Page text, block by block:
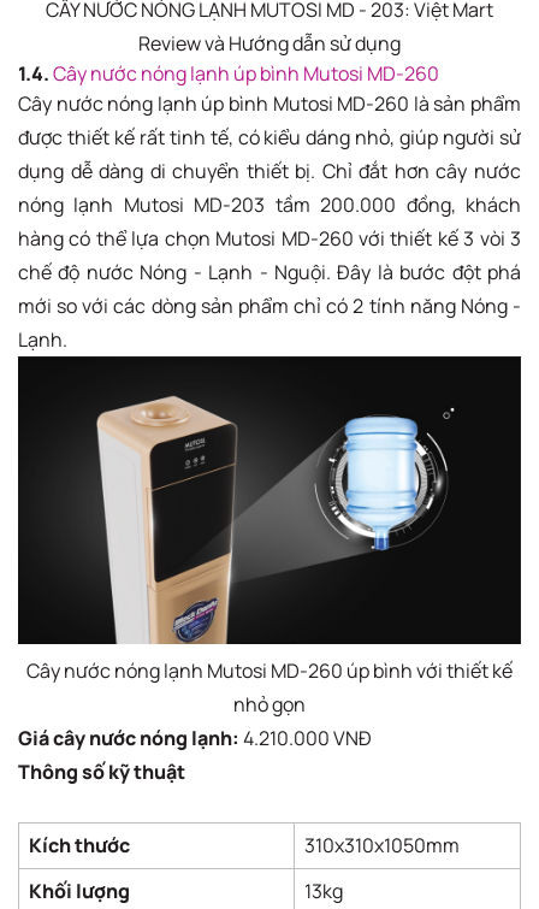
CÂY NƯỚC NÓNG LẠNH MUTOSI MD - 203: Việt Mart
Review và Hướng dẫn sử dụng
1.4.Cây nước nóng lạnh úp bình Mutosi MD-260
Cây nước nóng lạnh úp bình Mutosi MD-260 là sản phẩm
được thiết kế rất tinh tế, có kiểu dáng nhỏ, giúp người sử
dụng dễ dàng di chuyển thiết bị. Chỉ đắt hơn cây nước
nóng lạnh Mutosi MD-203 tầm 200.000 đồng, khách
hàng có thể lựa chọn Mutosi MD-260 với thiết kế 3 vòi 3
chế độ nước Nóng - Lạnh - Nguội. Đây là bước đột phá
mới so với các dòng sản phẩm chỉ có 2 tính năng Nóng -
Lạnh.
Cây nước nóng lạnh Mutosi MD-260 úp bình với thiết kế
nhỏ gọn
Giá cây nước nóng lạnh: 4.210.000 VNĐ
Thông số kỹ thuật
Kích thước
310x310x1050mm
Khối lượng
13kg